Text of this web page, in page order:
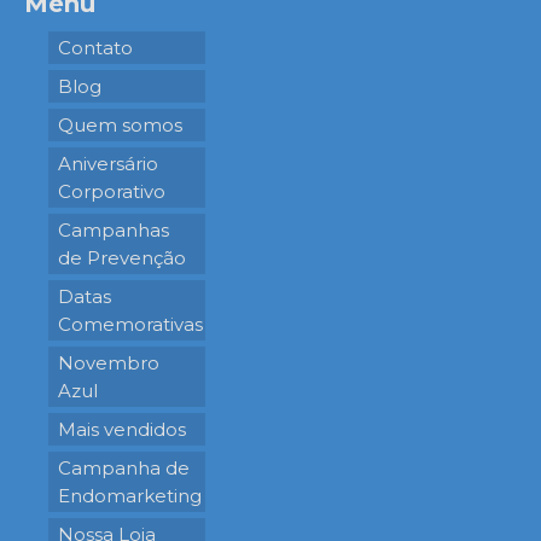
Contato
Blog
Quem somos
Aniversário
Corporativo
Campanhas
de Prevenção
Datas
Comemorativas
Novembro
Azul
Mais vendidos
Campanha de
Endomarketing
Nossa Loja